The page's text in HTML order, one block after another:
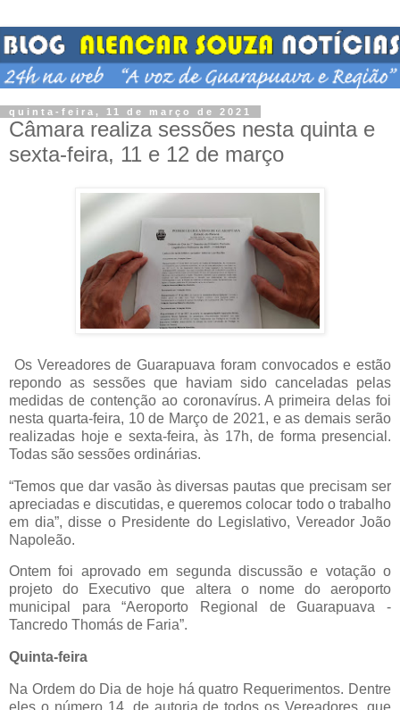
quinta-feira, 11 de março de 2021
Câmara realiza sessões nesta quinta e
sexta-feira, 11 e 12 de março
Os Vereadores de Guarapuava foram convocados e estão
repondo as sessões que haviam sido canceladas pelas
medidas de contenção ao coronavírus. A primeira delas foi
nesta quarta-feira, 10 de Março de 2021, e as demais serão
realizadas hoje e sexta-feira, às 17h, de forma presencial.
Todas são sessões ordinárias.
“Temos que dar vasão às diversas pautas que precisam ser
apreciadas e discutidas, e queremos colocar todo o trabalho
em dia”, disse o Presidente do Legislativo, Vereador João
Napoleão.
Ontem foi aprovado em segunda discussão e votação o
projeto do Executivo que altera o nome do aeroporto
municipal para “Aeroporto Regional de Guarapuava -
Tancredo Thomás de Faria”.
Quinta-feira
Na Ordem do Dia de hoje há quatro Requerimentos. Dentre
eles o número 14, de autoria de todos os Vereadores, que